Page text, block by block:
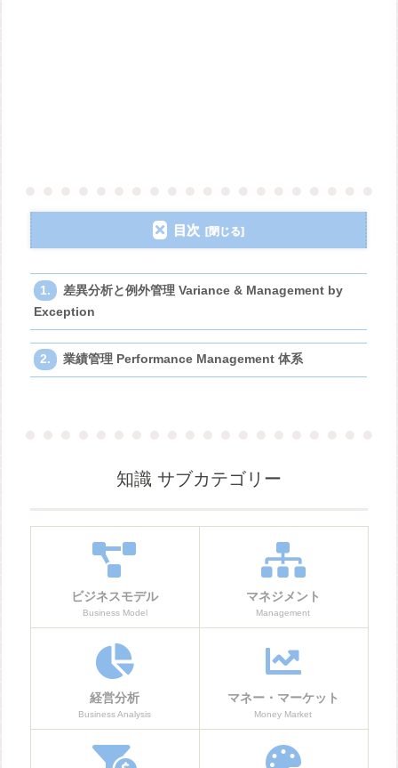
目次
差異分析と例外管理 Variance & Management by
Exception
業績管理 Performance Management 体系
知識 サブカテゴリー
ビジネスモデル
Business Model
マネジメント
Management
経営分析
Business Analysis
マネー・マーケット
Money Market